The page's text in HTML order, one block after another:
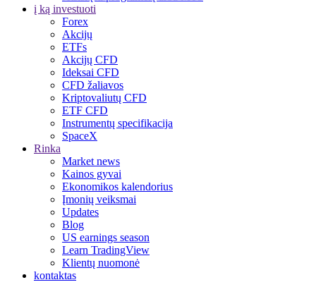
į ką investuoti
Forex
Akcijų
ETFs
Akcijų CFD
Ideksai CFD
CFD žaliavos
Kriptovaliutų CFD
ETF CFD
Instrumentų specifikacija
SpaceX
Rinka
Market news
Kainos gyvai
Ekonomikos kalendorius
Įmonių veiksmai
Updates
Blog
US earnings season
Learn TradingView
Klientų nuomonė
kontaktas